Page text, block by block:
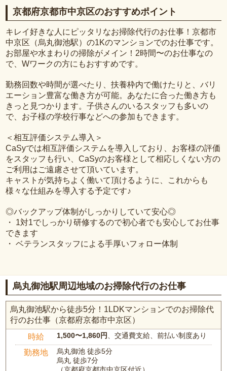
京都府京都市中京区のおすすめポイント
キレイ好きな人にピッタリなお掃除代行のお仕事！京都市
中京区（烏丸御池駅）の1Kのマンションでのお仕事です。
お部屋や水まわりの掃除がメイン！2時間〜のお仕事なの
で、Wワークの方にもおすすめです。
勤務回数や時間が選べたり、扶養枠内で働けたりと、バリ
エーション豊富な働き方が可能。あなたに合った働き方も
きっと見つかります。子供さんのいるスタッフも多いの
で、お子様の学校行事などへの参加もできます。
＜相互評価システム導入＞
CaSyでは相互評価システムを導入しており、お客様の評価
をスタッフも行い、CaSyのお客様として相応しくない方の
ご利用はご遠慮させて頂いています。
キャストが気持ちよく働いて頂けるように、これからも
様々な仕組みを導入する予定です♪
◎バックアップ体制がしっかりしていて安心◎
・ 1対1でしっかり研修するので初心者でも安心してお仕事
できます
・ ベテランスタッフによる手厚いフォロー体制
烏丸御池駅周辺地域のお掃除代行のお仕事
烏丸御池駅から徒歩5分！1LDKマンションでのお掃除代
行のお仕事（京都府京都市中京区）
時給 1,500〜1,860円、交通費支給、前払い制度あり
勤務地
烏丸御池 徒歩5分
烏丸 徒歩7分